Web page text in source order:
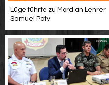
Lüge führte zu Mord an Lehrer
Samuel Paty